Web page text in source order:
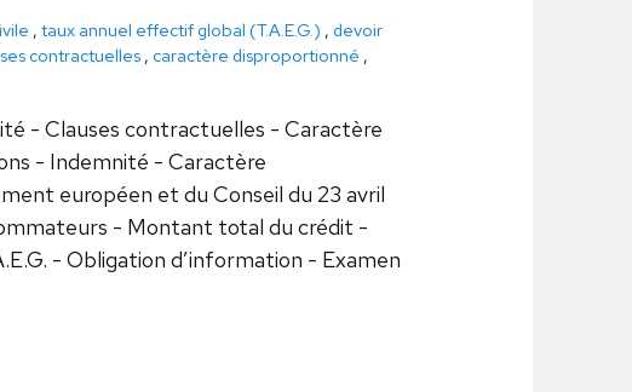
, taux annuel effectif global (T.A.E.G.) , devoir
contractuelles, caractère disproportionné ,
- Clauses contractuelles - Caractère
- Indemnité - Caractère
européen et du Conseil du 23 avril
- Montant total du crédit -
- Obligation d’information - Examen